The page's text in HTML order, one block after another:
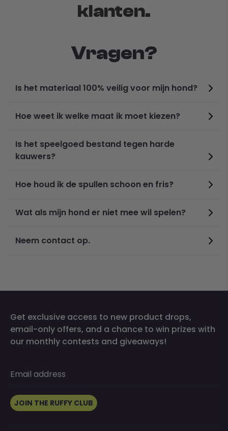
Specifications:
Color: Silver
Material: Stainless steel
klanten.
Vragen?
Is het materiaal 100% veilig voor mijn hond?
Hoe weet ik welke maat ik moet kiezen?
Is het speelgoed bestand tegen harde
kauwers?
Hoe houd ik de spullen schoon en fris?
Wat als mijn hond er niet mee wil spelen?
Neem contact op.
Get exclusive access to new product drops,
email-only offers, and a chance to win prizes with
our monthly contests and giveaways!
Email address
JOIN THE RUFFY CLUB